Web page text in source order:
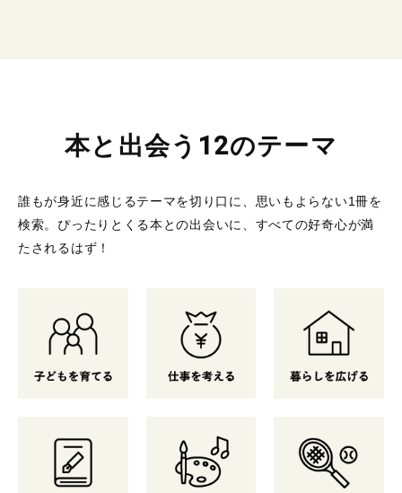
本と出会う12のテーマ
誰もが身近に感じるテーマを切り口に、思いもよらない1冊を
検索。 ぴったりとくる本との出会いに、すべての好奇心が満
たされるはず！